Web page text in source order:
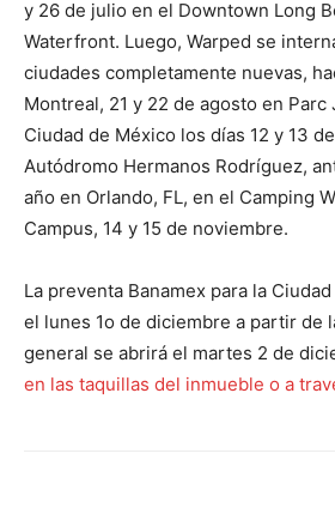
y 26 de julio en el Downtown Long
Waterfront. Luego, Warped se
ciudades completamente nuevas,
Montreal, 21 y 22 de agosto en
Ciudad de México los días 12 y 13
Autódromo Hermanos Rodríguez,
año en Orlando, FL, en el Camping
Campus, 14 y 15 de noviembre.
La preventa Banamex para la
el lunes 1o de diciembre a partir de
general se abrirá el martes 2 de
en las taquillas del inmueble o a